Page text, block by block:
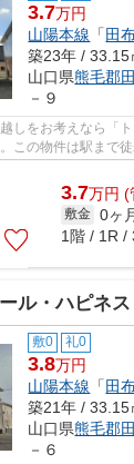
3.7万円
山陽本線 「 田
築23年 / 33.15
山口県熊毛郡
－９
しをお考えなら「
この物件は駅まで
施町までのお引...
3.7万円 (
敷金 0ヶ
1階 / 1R /
ール・ハピ
敷0 礼0
3.8万円
山陽本線 「 田
築21年 / 33.15
山口県熊毛郡
－６